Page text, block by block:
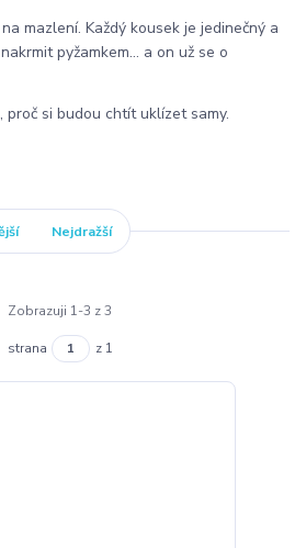
mazlení. Každý kousek je jedinečný a
pyžamkem… a on už se o
proč si budou chtít uklízet samy.
Nejdražší
Zobrazuji 1-3 z 3
strana z 1